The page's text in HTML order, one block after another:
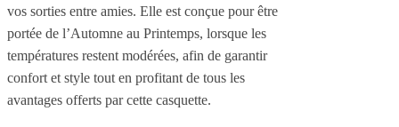
vos sorties entre amies. Elle est conçue pour être
portée de l’Automne au Printemps, lorsque les
températures restent modérées, afin de garantir
confort et style tout en profitant de tous les
avantages offerts par cette casquette.